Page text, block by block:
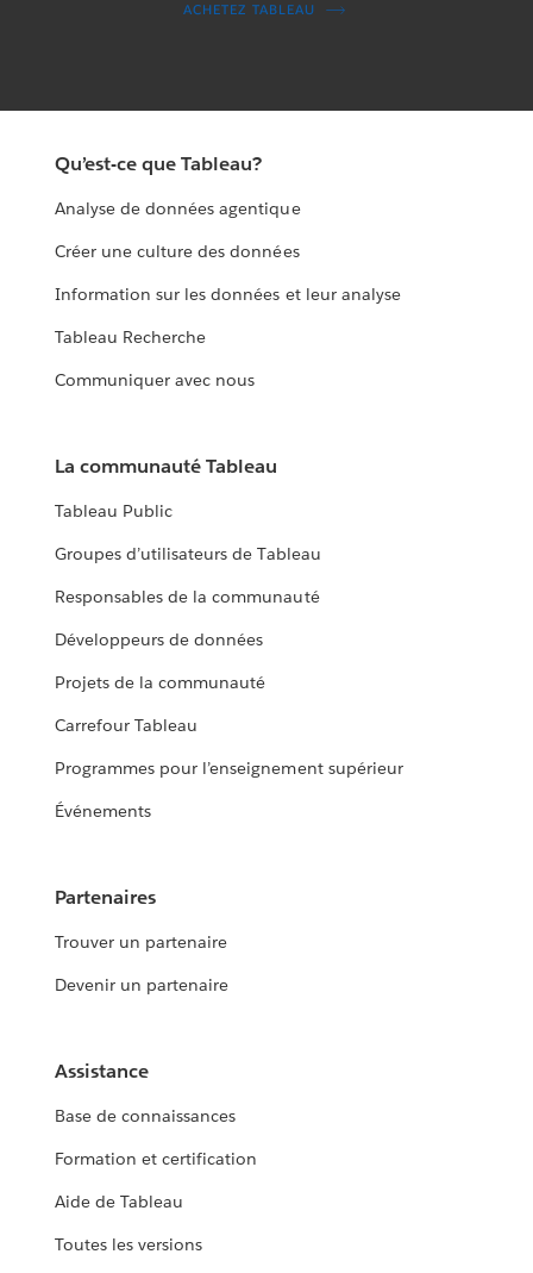
ACHETEZ TABLEAU
Qu’est-ce que Tableau?
Analyse de données agentique
Créer une culture des données
Information sur les données et leur analyse
Tableau Recherche
Communiquer avec nous
La communauté Tableau
Tableau Public
Groupes d’utilisateurs de Tableau
Responsables de la communauté
Développeurs de données
Projets de la communauté
Carrefour Tableau
Programmes pour l’enseignement supérieur
Événements
Partenaires
Trouver un partenaire
Devenir un partenaire
Assistance
Base de connaissances
Formation et certification
Aide de Tableau
Toutes les versions